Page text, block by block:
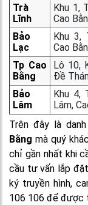
Trà
Lĩnh
Khu 1,
Cao
Bảo
Lạc
Khu 3,
Cao
Tp Cao
Bằng
Lô 10,
Đề
Bảo
Lâm
Khu 4,
Lâm,
Trên đây là
Bằng mà quý
chỉ gần nhất khi
cầu tư vấn lắp đặt
ký truyền hình,
106 106 để được